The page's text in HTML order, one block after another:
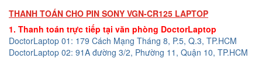
THANH TOÁN CHO PIN SONY VGN-CR125 LAPTOP
1. Thanh toán trực tiếp tại văn phòng DoctorLaptop
DoctorLaptop 01: 179 Cách Mạng Tháng 8, P.5, Q.3, TP.HCM
DoctorLaptop 02: 91A đường 3/2, Phường 11, Quận 10, TP.HCM